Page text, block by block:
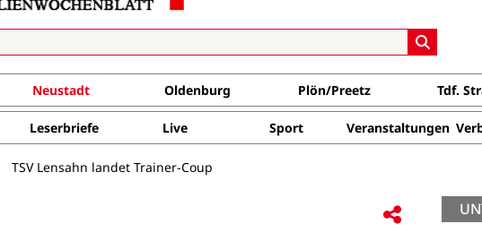
Neustadt Oldenburg Plön/Preetz Tdf.
Leserbriefe Live Sport Veranstaltungen
TSV Lensahn landet Trainer-Coup